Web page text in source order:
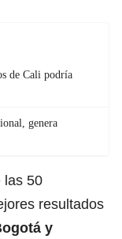
de Cali podría
genera
las 50
resultados
y